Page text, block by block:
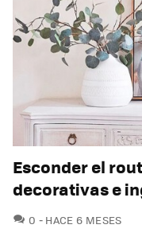
Esconder el
decorativas e
0 COMENTARIOS
HACE 6 MESES